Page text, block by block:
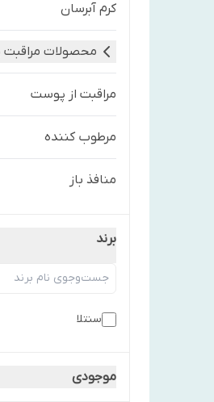
کرم آبرسان
محصولات
مراقبت از پوست
مرطوب کننده
منافذ باز
برند
سنتلا
موجودی